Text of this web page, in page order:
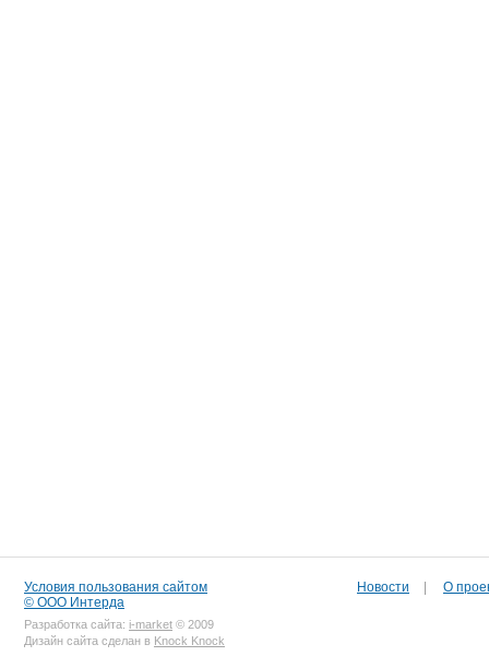
Условия пользования сайтом
© ООО Интерда
Разработка сайта: i-market © 2009
Дизайн сайта сделан в Knock Knock
Новости О